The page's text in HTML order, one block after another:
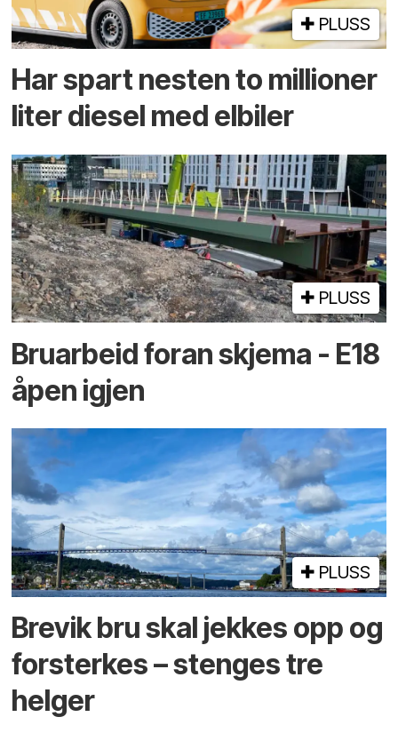
PLUSS
Har spart nesten to millioner
liter diesel med elbiler
PLUSS
Bruarbeid foran skjema - E18
åpen igjen
PLUSS
Brevik bru skal jekkes opp og
forsterkes – stenges tre
helger